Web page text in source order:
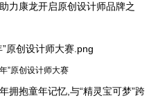
力康龙开启原创设计师品牌之
”原创设计师大赛
拥抱童年记忆,与“精灵宝可梦”跨